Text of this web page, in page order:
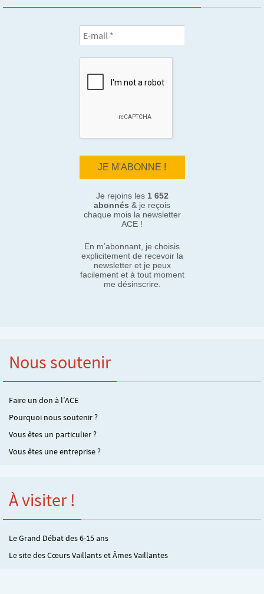
Je rejoins les 1 652
abonnés & je reçois
chaque mois la newsletter
ACE !
En m’abonnant, je choisis
explicitement de recevoir la
newsletter et je peux
facilement et à tout moment
me désinscrire.
Nous soutenir
Faire un don à l’ACE
Pourquoi nous soutenir ?
Vous êtes un particulier ?
Vous êtes une entreprise ?
À visiter !
Le Grand Débat des 6-15 ans
Le site des Cœurs Vaillants et Âmes Vaillantes